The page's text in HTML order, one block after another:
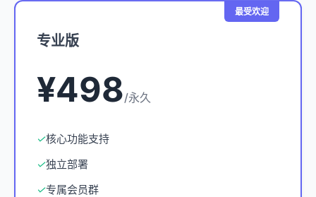
最受欢迎
专业版
¥498/永久
✓核心功能支持
✓独立部署
✓专属会员群